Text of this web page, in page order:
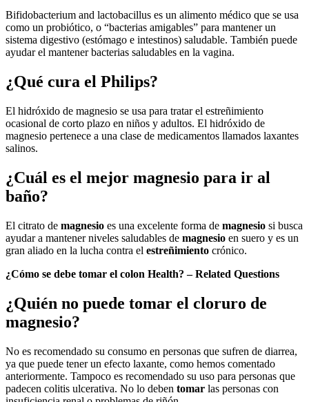
Bifidobacterium and lactobacillus es un alimento médico que se usa
como un probiótico, o “bacterias amigables” para mantener un
sistema digestivo (estómago e intestinos) saludable. También puede
ayudar el mantener bacterias saludables en la vagina.
¿Qué cura el Philips?
El hidróxido de magnesio se usa para tratar el estreñimiento
ocasional de corto plazo en niños y adultos. El hidróxido de
magnesio pertenece a una clase de medicamentos llamados laxantes
salinos.
¿Cuál es el mejor magnesio para ir al
baño?
El citrato de magnesio es una excelente forma de magnesio si busca
ayudar a mantener niveles saludables de magnesio en suero y es un
gran aliado en la lucha contra el estreñimiento crónico.
¿Cómo se debe tomar el colon Health? – Related Questions
¿Quién no puede tomar el cloruro de
magnesio?
No es recomendado su consumo en personas que sufren de diarrea,
ya que puede tener un efecto laxante, como hemos comentado
anteriormente. Tampoco es recomendado su uso para personas que
padecen colitis ulcerativa. No lo deben tomar las personas con